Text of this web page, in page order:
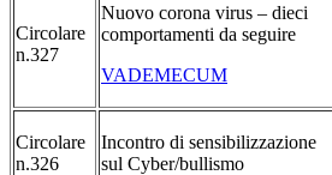
Circolare
n.327
Nuovo corona virus – dieci
comportamenti da seguire
VADEMECUM
Circolare
n.326
Incontro di sensibilizzazione
sul Cyber/bullismo